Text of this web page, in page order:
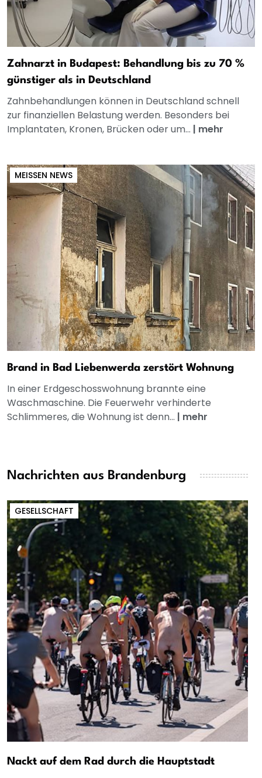
Zahnarzt in Budapest: Behandlung bis zu 70 %
günstiger als in Deutschland
Zahnbehandlungen können in Deutschland schnell
zur finanziellen Belastung werden. Besonders bei
Implantaten, Kronen, Brücken oder um... | mehr
MEISSEN NEWS
Brand in Bad Liebenwerda zerstört Wohnung
In einer Erdgeschosswohnung brannte eine
Waschmaschine. Die Feuerwehr verhinderte
Schlimmeres, die Wohnung ist denn... | mehr
Nachrichten aus Brandenburg
GESELLSCHAFT
Nackt auf dem Rad durch die Hauptstadt